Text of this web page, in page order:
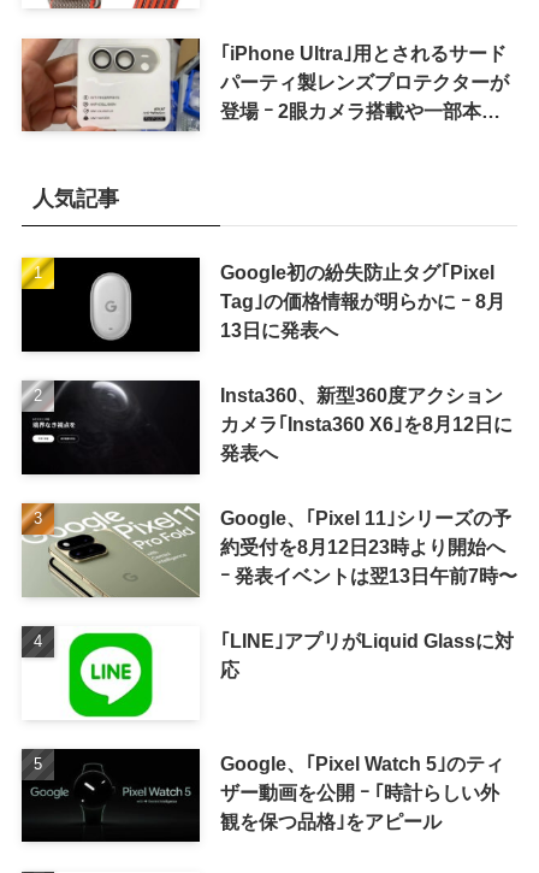
｢iPhone Ultra｣用とされるサード
パーティ製レンズプロテクターが
登場 ｰ 2眼カメラ搭載や一部本体
人気記事
Google初の紛失防止タグ｢Pixel
Tag｣の価格情報が明らかに ｰ 8月
13日に発表へ
Insta360、新型360度アクション
カメラ｢Insta360 X6｣を8月12日に
発表へ
Google、｢Pixel 11｣シリーズの予
約受付を8月12日23時より開始へ
ｰ 発表イベントは翌13日午前7時〜
｢LINE｣アプリがLiquid Glassに対
応
Google、｢Pixel Watch 5｣のティ
ザー動画を公開 ｰ ｢時計らしい外
観を保つ品格｣をアピール